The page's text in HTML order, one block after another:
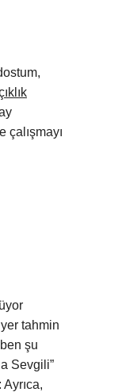
çalışmayı
tahmin
şu
Sevgili”
Ayrıca,